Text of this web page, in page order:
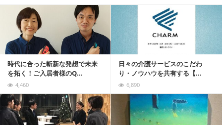
時代に合った斬新な発想で未来
を拓く！ご入居者様のQ...
4,460
日々の介護サービスのこだわ
り・ノウハウを共有する【...
6,890
記事を読む
記事を読む